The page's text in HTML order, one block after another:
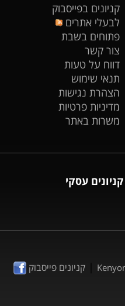
קניונים בפייסבוק
לבעלי אתרים
פתוחים בשבת
צור קשר
דווח על טעות
תנאי שימוש
הצהרת נגישות
מדיניות פרטיות
משרות באתר
קניונים עסקי
|קניונים פייסבוק